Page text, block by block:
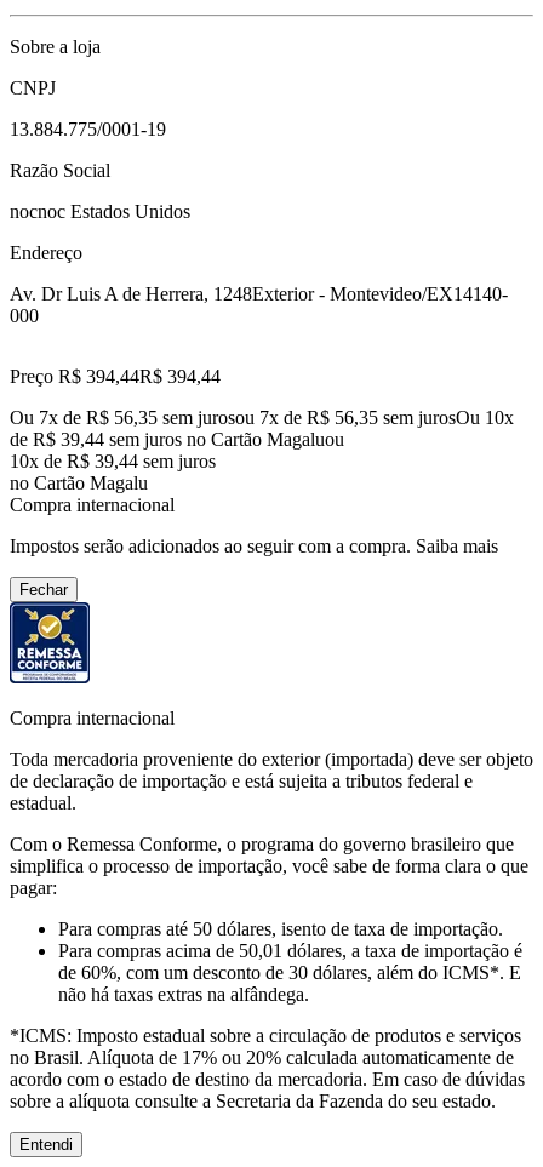
Sobre a loja
CNPJ
13.884.775/0001-19
Razão Social
nocnoc Estados Unidos
Endereço
Av. Dr Luis A de Herrera, 1248Exterior - Montevideo/EX14140-
000
Preço R$ 394,44R$ 394,44
Ou 7x de R$ 56,35 sem jurosou 7x de R$ 56,35 sem jurosOu 10x
de R$ 39,44 sem juros no Cartão Magaluou
10x de R$ 39,44 sem juros
no Cartão Magalu
Compra internacional
Impostos serão adicionados ao seguir com a compra. Saiba mais
Fechar
Compra internacional
Toda mercadoria proveniente do exterior (importada) deve ser objeto
de declaração de importação e está sujeita a tributos federal e
estadual.
Com o Remessa Conforme, o programa do governo brasileiro que
simplifica o processo de importação, você sabe de forma clara o que
pagar:
Para compras até 50 dólares, isento de taxa de importação.
Para compras acima de 50,01 dólares, a taxa de importação é
de 60%, com um desconto de 30 dólares, além do ICMS*. E
não há taxas extras na alfândega.
*ICMS: Imposto estadual sobre a circulação de produtos e serviços
no Brasil. Alíquota de 17% ou 20% calculada automaticamente de
acordo com o estado de destino da mercadoria. Em caso de dúvidas
sobre a alíquota consulte a Secretaria da Fazenda do seu estado.
Entendi